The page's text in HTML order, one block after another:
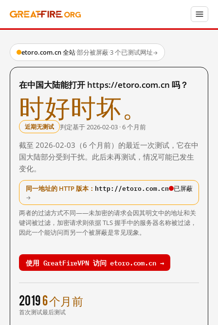
etoro.com.cn 全站·部分被屏蔽·3 个已测试网址→
在中国大陆能打开 https://etoro.com.cn 吗？
时好时坏。
近期无测试 判定基于 2026-02-03 · 6 个月前
截至 2026-02-03（6 个月前）的最近一次测试，它在中
国大陆部分受到干扰。此后未再测试，情况可能已发生
变化。
同一地址的 HTTP 版本： http://etoro.com.cn 已屏蔽
→
两者的过滤方式不同——未加密的请求会因其明文中的地址和关
键词被过滤，加密请求则依据 TLS 握手中的服务器名称被过滤，
因此一个能访问而另一个被屏蔽是常见现象。
使用 GreatFireVPN 访问 etoro.com.cn →
2019
首次测试
6 个月前
最后测试